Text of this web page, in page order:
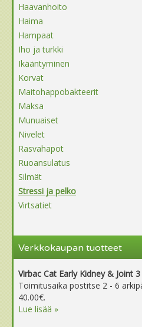
Haavanhoito
Haima
Hampaat
Iho ja turkki
Ikääntyminen
Korvat
Maitohappobakteerit
Maksa
Munuaiset
Nivelet
Rasvahapot
Ruoansulatus
Silmät
Stressi ja pelko
Virtsatiet
Verkkokaupan tuotteet
Virbac Cat Early Kidney & Joint
Toimitusaika postitse 2 - 6
40.00€.
Lue lisää »